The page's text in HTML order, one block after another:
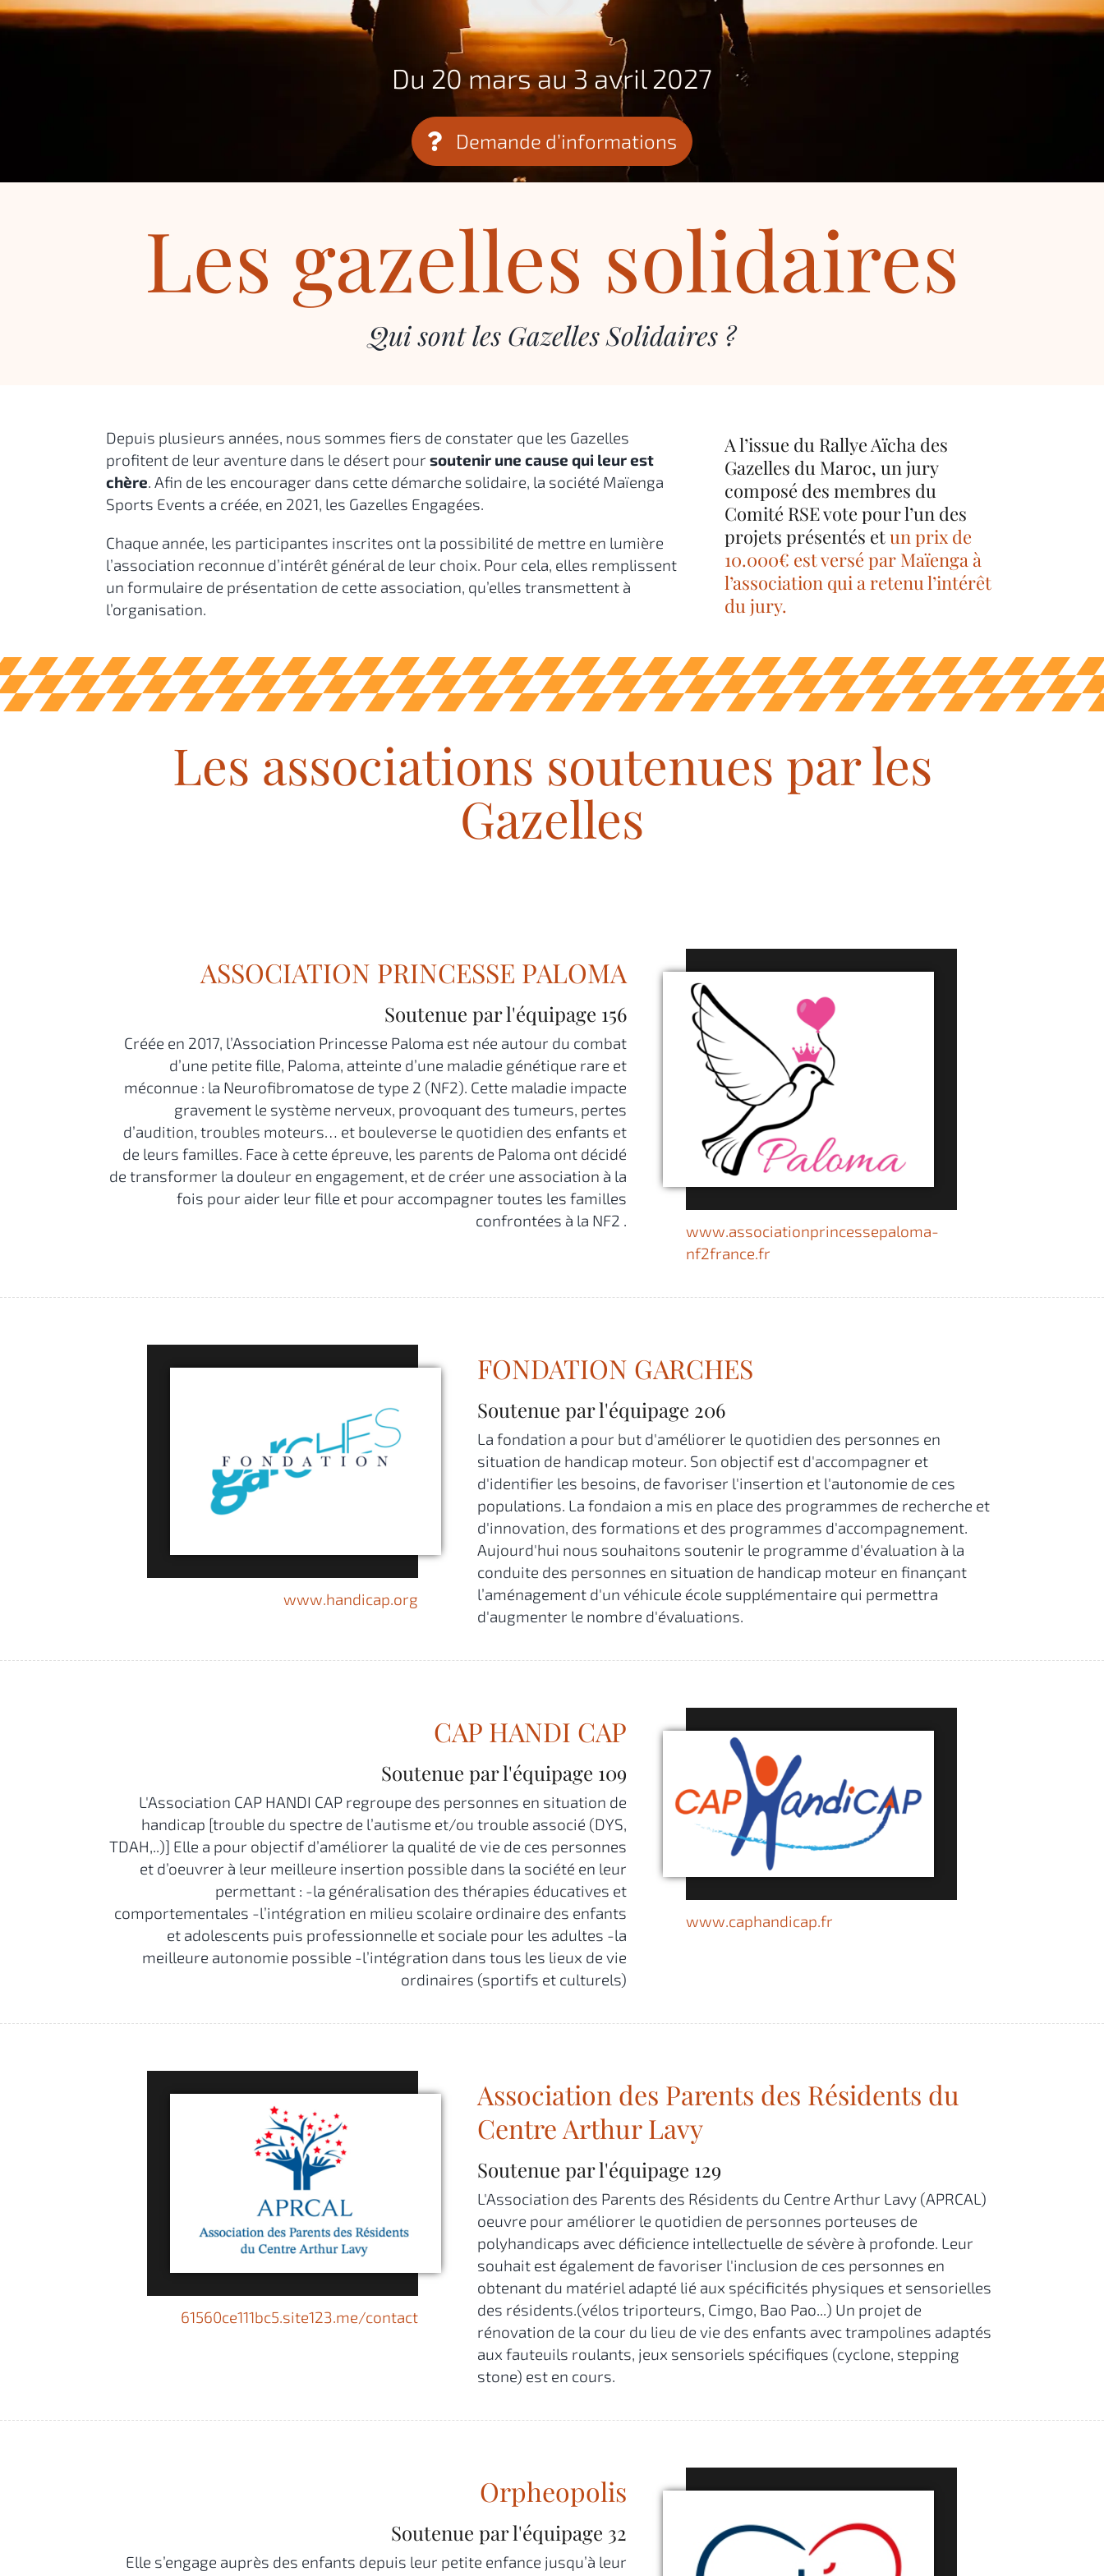
Du 20 mars au 3 avril 2027
Demande d’informations
Les gazelles solidaires
Qui sont les Gazelles Solidaires ?
Depuis plusieurs années, nous sommes fiers de constater que les Gazelles
profitent de leur aventure dans le désert pour soutenir une cause qui leur est
chère. Afin de les encourager dans cette démarche solidaire, la société Maïenga
Sports Events a créée, en 2021, les Gazelles Engagées.
Chaque année, les participantes inscrites ont la possibilité de mettre en lumière
l’association reconnue d’intérêt général de leur choix. Pour cela, elles remplissent
un formulaire de présentation de cette association, qu’elles transmettent à
l’organisation.
A l’issue du Rallye Aïcha des
Gazelles du Maroc, un jury
composé des membres du
Comité RSE vote pour l’un des
projets présentés etun prix de
10.000€ est versé par Maïenga à
l’association qui a retenu l’intérêt
du jury.
Les associations soutenues par les
Gazelles
ASSOCIATION PRINCESSE PALOMA
Soutenue par l'équipage 156
Créée en 2017, l’Association Princesse Paloma est née autour du combat
d’une petite fille, Paloma, atteinte d’une maladie génétique rare et
méconnue : la Neurofibromatose de type 2 (NF2). Cette maladie impacte
gravement le système nerveux, provoquant des tumeurs, pertes
d’audition, troubles moteurs… et bouleverse le quotidien des enfants et
de leurs familles. Face à cette épreuve, les parents de Paloma ont décidé
de transformer la douleur en engagement, et de créer une association à la
fois pour aider leur fille et pour accompagner toutes les familles
confrontées à la NF2 .
www.associationprincessepaloma-
nf2france.fr
www.handicap.org
FONDATION GARCHES
Soutenue par l'équipage 206
La fondation a pour but d'améliorer le quotidien des personnes en
situation de handicap moteur. Son objectif est d'accompagner et
d'identifier les besoins, de favoriser l'insertion et l'autonomie de ces
populations. La fondaion a mis en place des programmes de recherche et
d'innovation, des formations et des programmes d'accompagnement.
Aujourd'hui nous souhaitons soutenir le programme d'évaluation à la
conduite des personnes en situation de handicap moteur en finançant
l’aménagement d'un véhicule école supplémentaire qui permettra
d'augmenter le nombre d'évaluations.
CAP HANDI CAP
Soutenue par l'équipage 109
L'Association CAP HANDI CAP regroupe des personnes en situation de
handicap [trouble du spectre de l’autisme et/ou trouble associé (DYS,
TDAH,..)] Elle a pour objectif d’améliorer la qualité de vie de ces personnes
et d’oeuvrer à leur meilleure insertion possible dans la société en leur
permettant : -la généralisation des thérapies éducatives et
comportementales -l’intégration en milieu scolaire ordinaire des enfants
et adolescents puis professionnelle et sociale pour les adultes -la
meilleure autonomie possible -l’intégration dans tous les lieux de vie
ordinaires (sportifs et culturels)
www.caphandicap.fr
61560ce111bc5.site123.me/contact
Association des Parents des Résidents du
Centre Arthur Lavy
Soutenue par l'équipage 129
L'Association des Parents des Résidents du Centre Arthur Lavy (APRCAL)
oeuvre pour améliorer le quotidien de personnes porteuses de
polyhandicaps avec déficience intellectuelle de sévère à profonde. Leur
souhait est également de favoriser l'inclusion de ces personnes en
obtenant du matériel adapté lié aux spécificités physiques et sensorielles
des résidents.(vélos triporteurs, Cimgo, Bao Pao...) Un projet de
rénovation de la cour du lieu de vie des enfants avec trampolines adaptés
aux fauteuils roulants, jeux sensoriels spécifiques (cyclone, stepping
stone) est en cours.
Orpheopolis
Soutenue par l'équipage 32
Elle s’engage auprès des enfants depuis leur petite enfance jusqu’à leur